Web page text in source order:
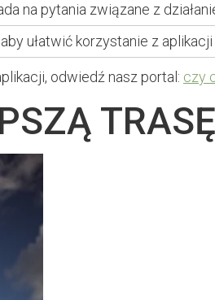
na pytania związane z
ułatwić korzystanie z
odwiedź nasz portal: czy